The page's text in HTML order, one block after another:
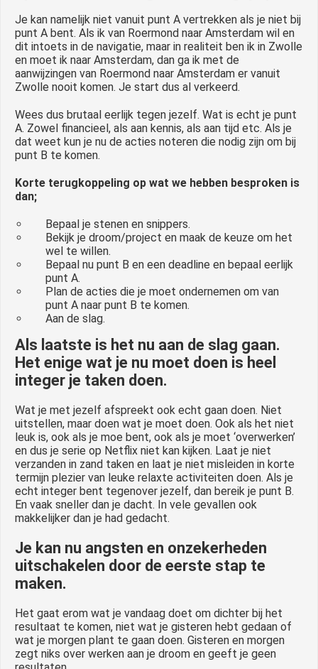
Je kan namelijk niet vanuit punt A vertrekken als je niet bij
punt A bent. Als ik van Roermond naar Amsterdam wil en
dit intoets in de navigatie, maar in realiteit ben ik in Zwolle
en moet ik naar Amsterdam, dan ga ik met de
aanwijzingen van Roermond naar Amsterdam er vanuit
Zwolle nooit komen. Je start dus al verkeerd.
Wees dus brutaal eerlijk tegen jezelf. Wat is echt je punt
A. Zowel financieel, als aan kennis, als aan tijd etc. Als je
dat weet kun je nu de acties noteren die nodig zijn om bij
punt B te komen.
Korte terugkoppeling op wat we hebben besproken is
dan;
Bepaal je stenen en snippers.
Bekijk je droom/project en maak de keuze om het
wel te willen.
Bepaal nu punt B en een deadline en bepaal eerlijk
punt A.
Plan de acties die je moet ondernemen om van
punt A naar punt B te komen.
Aan de slag.
Als laatste is het nu aan de slag gaan.
Het enige wat je nu moet doen is heel
integer je taken doen.
Wat je met jezelf afspreekt ook echt gaan doen. Niet
uitstellen, maar doen wat je moet doen. Ook als het niet
leuk is, ook als je moe bent, ook als je moet ‘overwerken’
en dus je serie op Netflix niet kan kijken. Laat je niet
verzanden in zand taken en laat je niet misleiden in korte
termijn plezier van leuke relaxte activiteiten doen. Als je
echt integer bent tegenover jezelf, dan bereik je punt B.
En vaak sneller dan je dacht. In vele gevallen ook
makkelijker dan je had gedacht.
Je kan nu angsten en onzekerheden
uitschakelen door de eerste stap te
maken.
Het gaat erom wat je vandaag doet om dichter bij het
resultaat te komen, niet wat je gisteren hebt gedaan of
wat je morgen plant te gaan doen. Gisteren en morgen
zegt niks over werken aan je droom en geeft je geen